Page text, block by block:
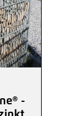
5 von 5
-